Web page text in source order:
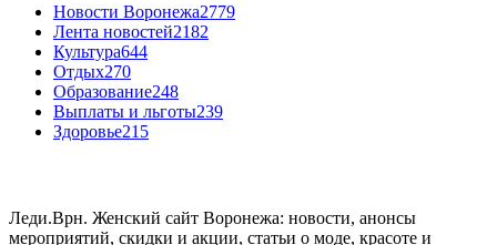
Новости Воронежа2779
Лента новостей2182
Культура644
Отдых270
Образование248
Выплаты и льготы239
Здоровье215
Леди.Врн. Женский сайт Воронежа: новости, анонсы
мероприятий, скидки и акции, статьи о моде, красоте и